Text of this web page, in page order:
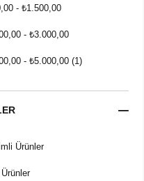
- ₺1.500,00
- ₺3.000,00
- ₺5.000,00 (1)
- ₺60.000,00
üzerinde
Ürünler